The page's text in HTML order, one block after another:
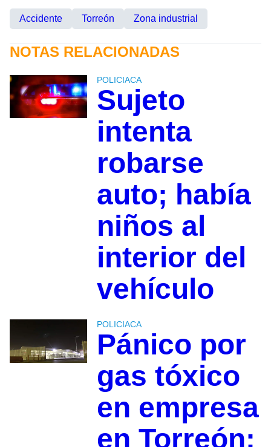
Accidente Torreón Zona industrial
NOTAS RELACIONADAS
POLICIACA
Sujeto
intenta
robarse
auto; había
niños al
interior del
vehículo
POLICIACA
Pánico por
gas tóxico
en empresa
en Torreón: